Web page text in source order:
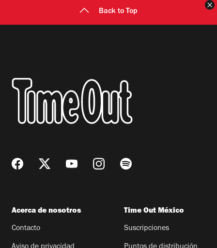
Back to Top
Acerca de nosotros
Contacto
Time Out México
Suscripciones